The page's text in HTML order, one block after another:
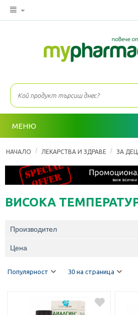
МЕНЮ
НАЧАЛО / ЛЕКАРСТВА И ЗДРАВЕ / ЗА
ВИСОКА
Производител
Цена
Популярност 30 на страница